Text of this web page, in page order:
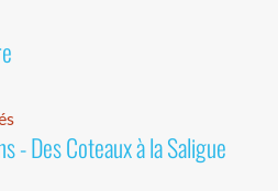
- Des Coteaux à la Saligue